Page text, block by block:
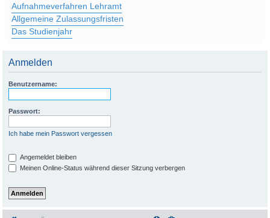
Aufnahmeverfahren Lehramt
Allgemeine Zulassungsfristen
Das Studienjahr
Anmelden
Benutzername:
Passwort:
Ich habe mein Passwort vergessen
Angemeldet bleiben
Meinen Online-Status während dieser Sitzung verbergen